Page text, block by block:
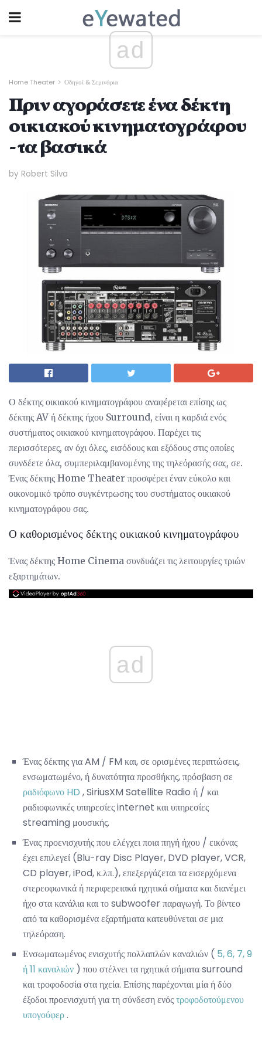
ad
Home Theater Οδηγοί & Σεμινάρια
Πριν αγοράσετε ένα δέκτη
οικιακού κινηματογράφου
- τα βασικά
by Robert Silva
Ο δέκτης οικιακού κινηματογράφου αναφέρεται επίσης ως
δέκτης AV ή δέκτης ήχου Surround, είναι η καρδιά ενός
συστήματος οικιακού κινηματογράφου. Παρέχει τις
περισσότερες, αν όχι όλες, εισόδους και εξόδους στις οποίες
συνδέετε όλα, συμπεριλαμβανομένης της τηλεόρασής σας, σε.
Ένας δέκτης Home Theater προσφέρει έναν εύκολο και
οικονομικό τρόπο συγκέντρωσης του συστήματος οικιακού
κινηματογράφου σας.
Ο καθορισμένος δέκτης οικιακού κινηματογράφου
Ένας δέκτης Home Cinema συνδυάζει τις λειτουργίες τριών
εξαρτημάτων.
ad
Ένας δέκτης για AM / FM και, σε ορισμένες περιπτώσεις,
ενσωματωμένο, ή δυνατότητα προσθήκης, πρόσβαση σε
ραδιόφωνο HD , SiriusXM Satellite Radio ή / και
ραδιοφωνικές υπηρεσίες internet και υπηρεσίες
streaming μουσικής.
Ένας προενισχυτής που ελέγχει ποια πηγή ήχου / εικόνας
έχει επιλεγεί (Blu-ray Disc Player, DVD player, VCR,
CD player, iPod, κ.λπ.), επεξεργάζεται τα εισερχόμενα
στερεοφωνικά ή περιφερειακά ηχητικά σήματα και διανέμει
ήχο στα κανάλια και το subwoofer παραγωγή. Το βίντεο
από τα καθορισμένα εξαρτήματα κατευθύνεται σε μια
τηλεόραση.
Ενσωματωμένος ενισχυτής πολλαπλών καναλιών ( 5, 6, 7, 9
ή 11 καναλιών ) που στέλνει τα ηχητικά σήματα surround
και τροφοδοσία στα ηχεία. Επίσης παρέχονται μία ή δύο
έξοδοι προενισχυτή για τη σύνδεση ενόςτροφοδοτούμενου
υπογούφερ.